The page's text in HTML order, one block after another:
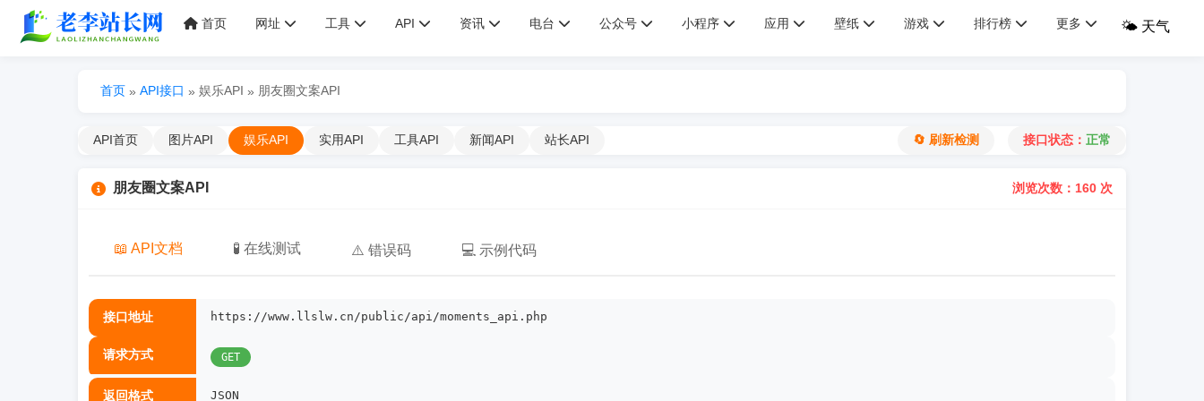
首页 网址 工具 API 资讯 电台 公众号 小程序 应用 壁纸 游戏 排行榜 更多 🌤️ 天气
首页 » API接口 » 娱乐API » 朋友圈文案API
API首页 图片API 娱乐API 实用API 工具API 新闻API 站长API 🔄 刷新检测 接口状态： 正常
朋友圈文案API 浏览次数：160 次
📖 API文档 🧪 在线测试 ⚠️ 错误码 💻 示例代码
接口地址 https://www.llslw.cn/public/api/moments_api.php
请求方式 GET
返回格式 JSON